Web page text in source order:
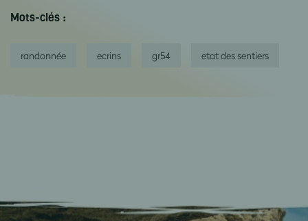
Mots-clés :
randonnée ecrins gr54 etat des sentiers